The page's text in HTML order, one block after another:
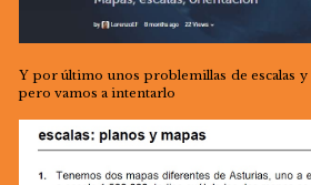
Y por último unos problemillas de escalas y
pero vamos a intentarlo